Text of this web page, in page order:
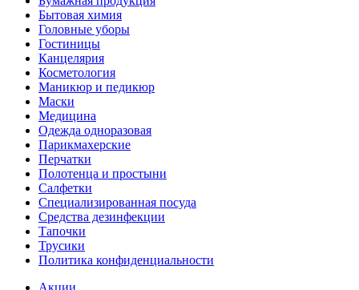
Бытовая химия
Головные уборы
Гостиницы
Канцелярия
Косметология
Маникюр и педикюр
Маски
Медицина
Одежда одноразовая
Парикмахерские
Перчатки
Полотенца и простыни
Салфетки
Специализированная посуда
Средства дезинфекции
Тапочки
Трусики
Политика конфиденциальности
Акции